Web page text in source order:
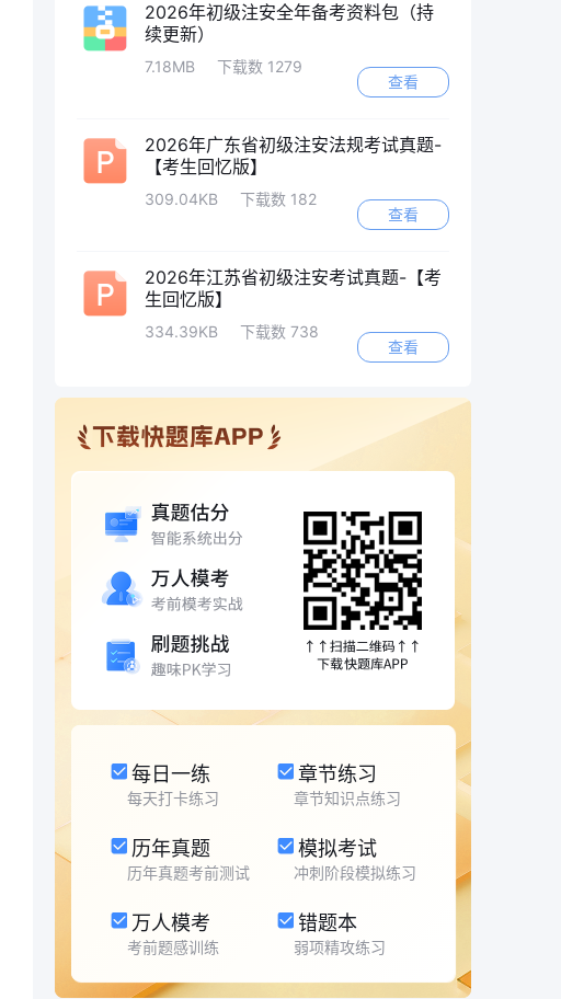
2026年初级注安全年备考资料包（持
续更新）
7.18MB
下载数 1279
查看
2026年广东省初级注安法规考试真题-
【考生回忆版】
309.04KB
下载数 182
查看
2026年江苏省初级注安考试真题-【考
生回忆版】
334.39KB
下载数 738
查看
每日一练
每天打卡练习
章节练习
章节知识点练习
历年真题
历年真题考前测试
模拟考试
冲刺阶段模拟练习
万人模考
考前题感训练
错题本
弱项精攻练习